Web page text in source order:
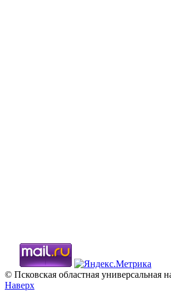
© Псковская областная универсальная
Наверх